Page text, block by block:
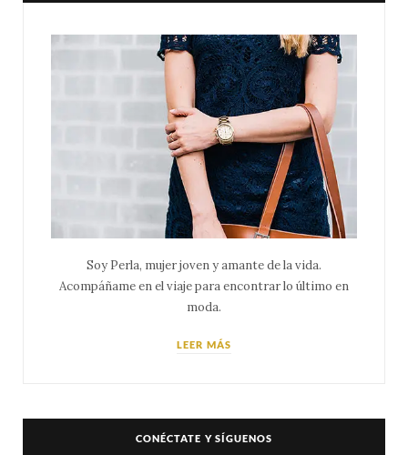
Soy Perla, mujer joven y amante de la vida.
Acompáñame en el viaje para encontrar lo último en
moda.
LEER MÁS
CONÉCTATE Y SÍGUENOS